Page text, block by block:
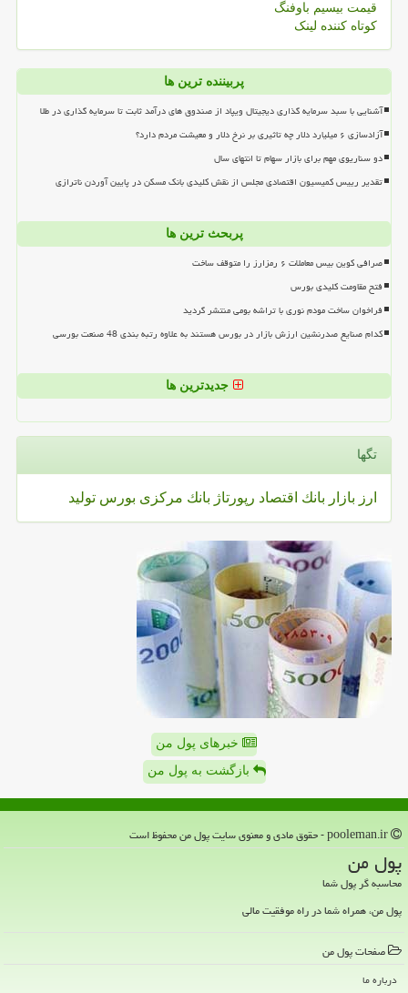
قیمت بیسیم باوفنگ
کوتاه کننده لینک
پربیننده ترین ها
آشنایی با سبد سرمایه گذاری دیجیتال ویپاد از صندوق های درآمد ثابت تا سرمایه گذاری در طلا
آزادسازی ۶ میلیارد دلار چه تاثیری بر نرخ دلار و معیشت مردم دارد؟
دو سناریوی مهم برای بازار سهام تا انتهای سال
تقدیر رییس کمیسیون اقتصادی مجلس از نقش کلیدی بانک مسکن در پایین آوردن ناترازی
پربحث ترین ها
صرافی کوین بیس معاملات ۶ رمزارز را متوقف ساخت
فتح مقاومت کلیدی بورس
فراخوان ساخت مودم نوری با تراشه بومی منتشر گردید
کدام صنایع صدرنشین ارزش بازار در بورس هستند به علاوه رتبه بندی 48 صنعت بورسی
جدیدترین ها
تگها
ارز بازار بانك اقتصاد رپورتاژ بانك مركزی بورس تولید
خبرهای پول من
بازگشت به پول من
پول من
محاسبه گر پول شما
پول من، همراه شما در راه موفقیت مالی
صفحات پول من
درباره ما